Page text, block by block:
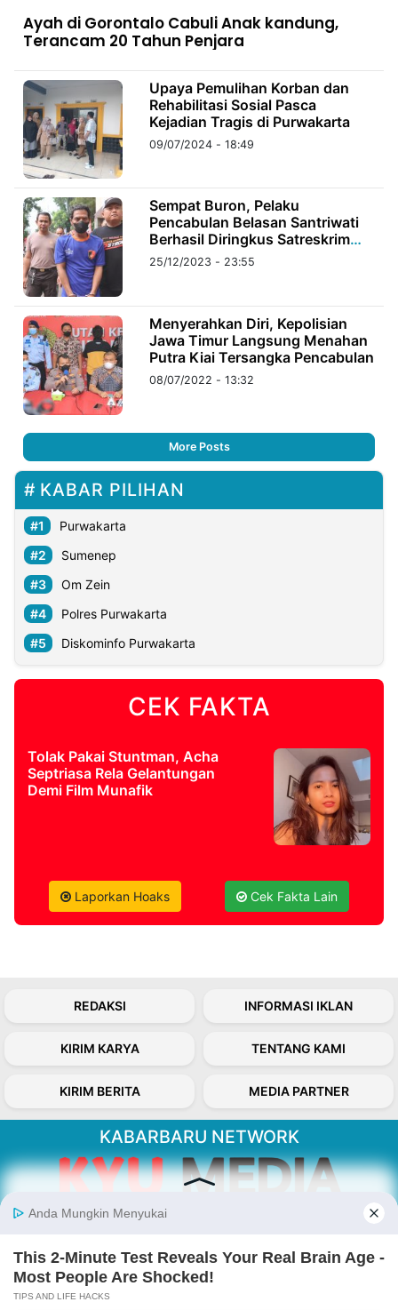
Ayah di Gorontalo Cabuli Anak kandung,
Terancam 20 Tahun Penjara
Upaya Pemulihan Korban dan
Rehabilitasi Sosial Pasca
Kejadian Tragis di Purwakarta
09/07/2024 - 18:49
Sempat Buron, Pelaku
Pencabulan Belasan Santriwati
Berhasil Diringkus Satreskrim
Polres Purwakarta
25/12/2023 - 23:55
Menyerahkan Diri, Kepolisian
Jawa Timur Langsung Menahan
Putra Kiai Tersangka Pencabulan
08/07/2022 - 13:32
More Posts
KABAR PILIHAN
Purwakarta
Sumenep
Om Zein
Polres Purwakarta
Diskominfo Purwakarta
CEK FAKTA
Tolak Pakai Stuntman, Acha
Septriasa Rela Gelantungan
Demi Film Munafik
Laporkan Hoaks Cek Fakta Lain
REDAKSI INFORMASI IKLAN
KIRIM KARYA TENTANG KAMI
KIRIM BERITA MEDIA PARTNER
KABARBARU NETWORK
Kabarbaru.co menyajikan berita aktual dan
serta terverifikasi dari sumber yang tepat.